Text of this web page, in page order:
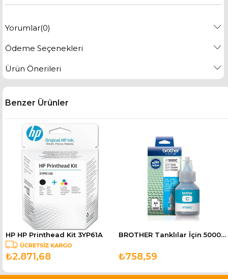
Yorumlar(0)
Ödeme Seçenekleri
Ürün Önerileri
Benzer Ürünler
HP HP Printhead Kit 3YP61A
₺2.871,68
BROTHER Tanklılar İçin 5000 Sayfa Mavi Kartuş BT5000C
₺758,59